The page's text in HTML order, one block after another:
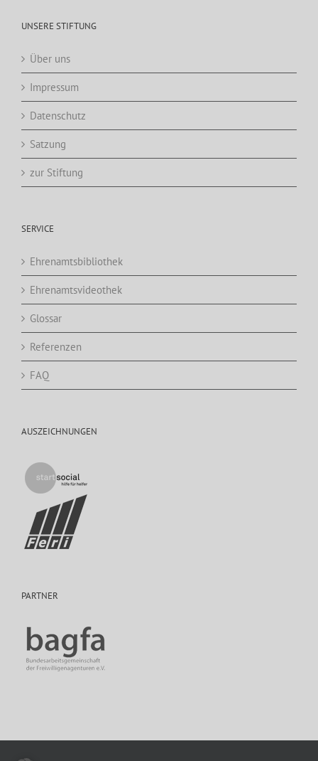
UNSERE STIFTUNG
Über uns
Impressum
Datenschutz
Satzung
zur Stiftung
SERVICE
Ehrenamtsbibliothek
Ehrenamtsvideothek
Glossar
Referenzen
FAQ
AUSZEICHNUNGEN
PARTNER